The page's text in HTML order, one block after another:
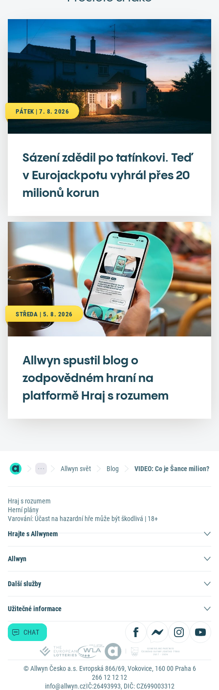
PÁTEK | 7. 8. 2026
Sázení zdědil po tatínkovi. Teď
v Eurojackpotu vyhrál přes 20
milionů korun
STŘEDA | 5. 8. 2026
Allwyn spustil blog o
zodpovědném hraní na
platformě Hraj s rozumem
Allwyn svět Blog VIDEO: Co je Šance milion?
Hraj s rozumem
Herní plány
Varování: Účast na hazardní hře může být škodlivá | 18+
Hrajte s Allwynem
Allwyn
Další služby
Užitečné informace
CHAT
© Allwyn Česko a.s. Evropská 866/69, Vokovice, 160 00 Praha 6
266 12 12 12
info@allwyn.czIČ:26493993, DIČ: CZ699003312